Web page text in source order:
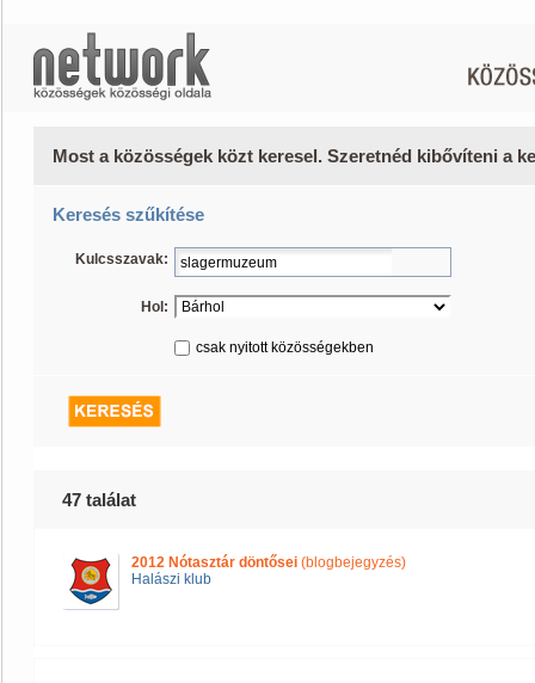
Most a közösségek közt keresel. Szeretnéd kibővíteni a
Keresés szűkítése
Kulcsszavak:
Hol:
csak nyitott közösségekben
47 találat
2012 Nótasztár döntősei (blogbejegyzés)
Halászi klub